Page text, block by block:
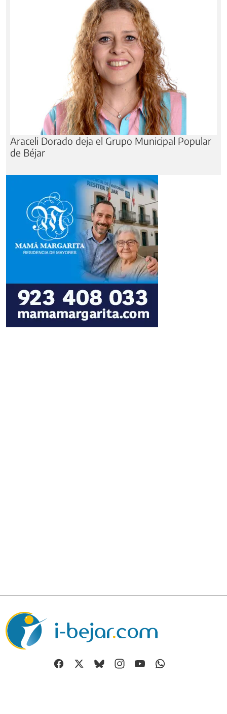
Araceli Dorado deja el Grupo Municipal Popular
de Béjar